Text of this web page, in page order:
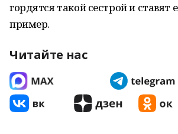
гордятся такой сестрой и ставят
пример.
Читайте нас